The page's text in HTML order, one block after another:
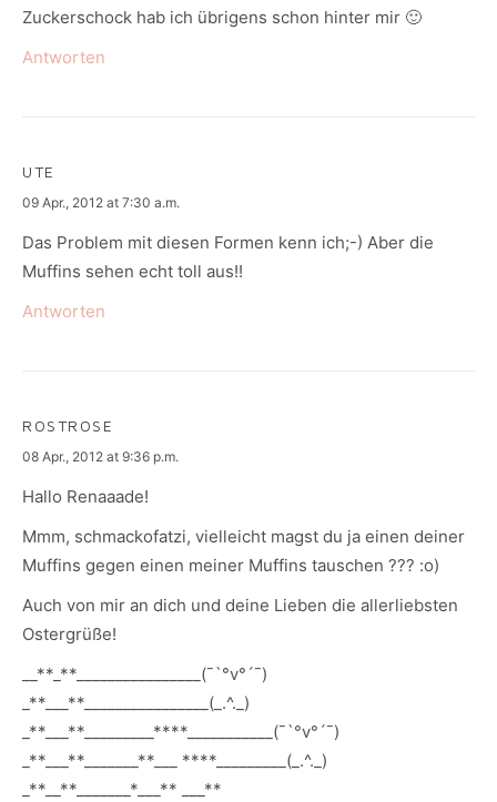
Zuckerschock hab ich übrigens schon hinter mir 🙂
Antworten
UTE
says:
09 Apr., 2012 at 7:30 a.m.
Das Problem mit diesen Formen kenn ich;-) Aber die
Muffins sehen echt toll aus!!
Antworten
ROSTROSE
says:
08 Apr., 2012 at 9:36 p.m.
Hallo Renaaade!
Mmm, schmackofatzi, vielleicht magst du ja einen deiner
Muffins gegen einen meiner Muffins tauschen ??? :o)
Auch von mir an dich und deine Lieben die allerliebsten
Ostergrüße!
__**_**________________(¯`°v°´¯)
_**___**________________(_.^._)
_**___**_________****___________(¯`°v°´¯)
_**___**_______**___ ****_________(_.^._)
_**__**_______*___** ___**